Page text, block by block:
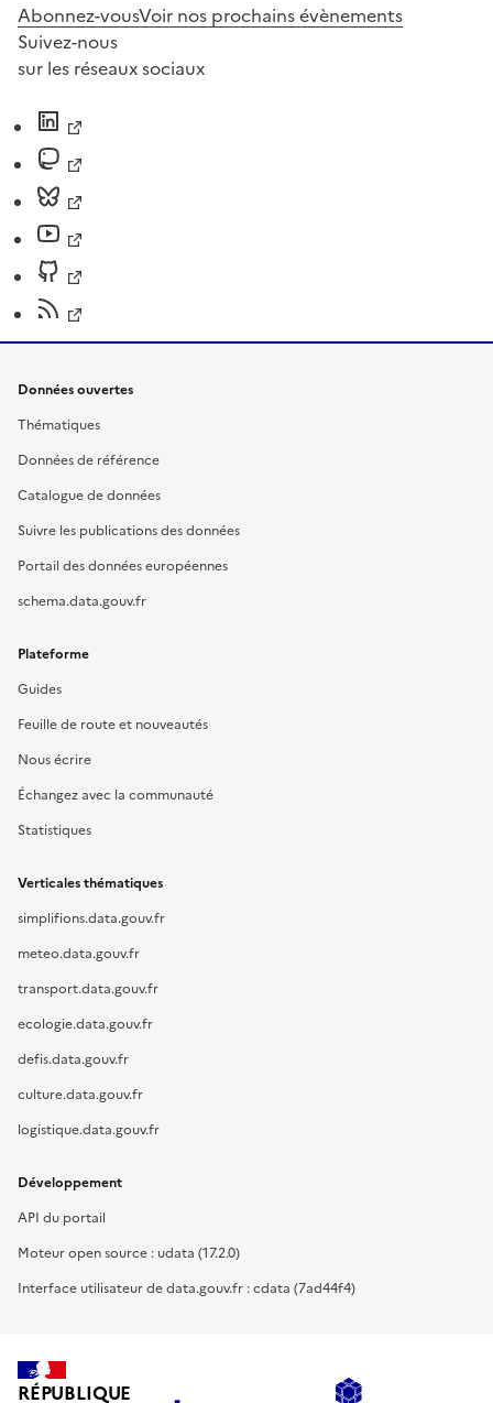
Abonnez-vousVoir nos prochains évènements
Suivez-nous
sur les réseaux sociaux
Données ouvertes
Thématiques
Données de référence
Catalogue de données
Suivre les publications des données
Portail des données européennes
schema.data.gouv.fr
Plateforme
Guides
Feuille de route et nouveautés
Nous écrire
Échangez avec la communauté
Statistiques
Verticales thématiques
simplifions.data.gouv.fr
meteo.data.gouv.fr
transport.data.gouv.fr
ecologie.data.gouv.fr
defis.data.gouv.fr
culture.data.gouv.fr
logistique.data.gouv.fr
Développement
API du portail
Moteur open source : udata (17.2.0)
Interface utilisateur de data.gouv.fr : cdata (7ad44f4)
RÉPUBLIQUE